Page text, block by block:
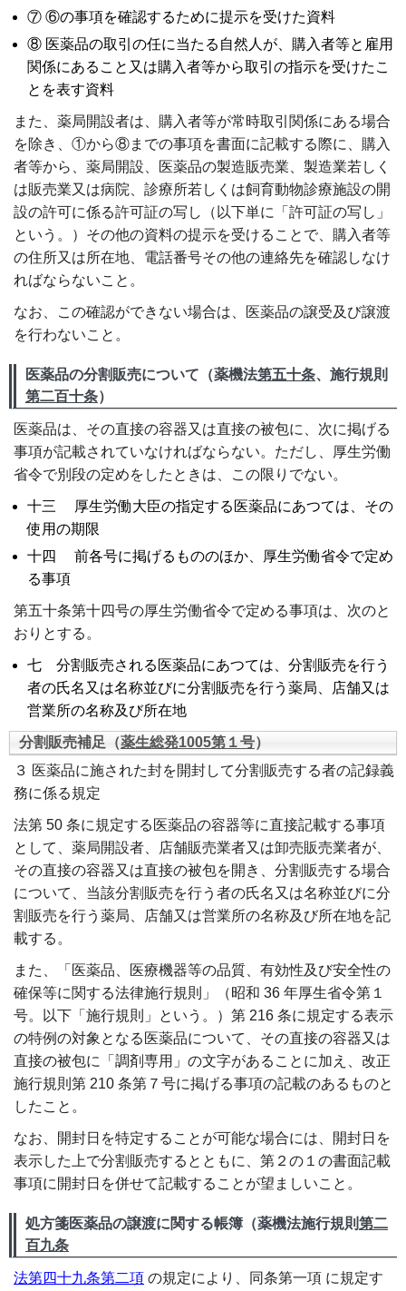
⑦ ⑥の事項を確認するために提示を受けた資料
⑧ 医薬品の取引の任に当たる自然人が、購入者等と雇用
関係にあること又は購入者等から取引の指示を受けたこ
とを表す資料
また、薬局開設者は、購入者等が常時取引関係にある場合
を除き、①から⑧までの事項を書面に記載する際に、購入
者等から、薬局開設、医薬品の製造販売業、製造業若しく
は販売業又は病院、診療所若しくは飼育動物診療施設の開
設の許可に係る許可証の写し（以下単に「許可証の写し」
という。）その他の資料の提示を受けることで、購入者等
の住所又は所在地、電話番号その他の連絡先を確認しなけ
ればならないこと。
なお、この確認ができない場合は、医薬品の譲受及び譲渡
を行わないこと。
医薬品の分割販売について（薬機法第五十条、施行規則
第二百十条）
医薬品は、その直接の容器又は直接の被包に、次に掲げる
事項が記載されていなければならない。ただし、厚生労働
省令で別段の定めをしたときは、この限りでない。
十三 厚生労働大臣の指定する医薬品にあつては、その
使用の期限
十四 前各号に掲げるもののほか、厚生労働省令で定め
る事項
第五十条第十四号の厚生労働省令で定める事項は、次のと
おりとする。
七 分割販売される医薬品にあつては、分割販売を行う
者の氏名又は名称並びに分割販売を行う薬局、店舗又は
営業所の名称及び所在地
分割販売補足（薬生総発1005第１号）
３ 医薬品に施された封を開封して分割販売する者の記録義
務に係る規定
法第 50 条に規定する医薬品の容器等に直接記載する事項
として、薬局開設者、店舗販売業者又は卸売販売業者が、
その直接の容器又は直接の被包を開き、分割販売する場合
について、当該分割販売を行う者の氏名又は名称並びに分
割販売を行う薬局、店舗又は営業所の名称及び所在地を記
載する。
また、「医薬品、医療機器等の品質、有効性及び安全性の
確保等に関する法律施行規則」（昭和 36 年厚生省令第１
号。以下「施行規則」という。）第 216 条に規定する表示
の特例の対象となる医薬品について、その直接の容器又は
直接の被包に「調剤専用」の文字があることに加え、改正
施行規則第 210 条第７号に掲げる事項の記載のあるものと
したこと。
なお、開封日を特定することが可能な場合には、開封日を
表示した上で分割販売するとともに、第２の１の書面記載
事項に開封日を併せて記載することが望ましいこと。
処方箋医薬品の譲渡に関する帳簿（薬機法施行規則第二
百九条
法第四十九条第二項 の規定により、同条第一項 に規定す